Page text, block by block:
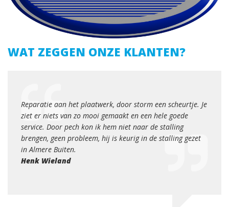
WAT ZEGGEN ONZE KLANTEN?
Reparatie aan het plaatwerk, door storm een scheurtje. Je
ziet er niets van zo mooi gemaakt en een hele goede
service. Door pech kon ik hem niet naar de stalling
brengen, geen probleem, hij is keurig in de stalling gezet
in Almere Buiten.
Henk Wieland